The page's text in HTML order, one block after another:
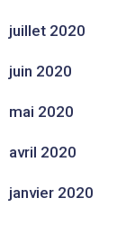
juillet 2020
juin 2020
mai 2020
avril 2020
janvier 2020